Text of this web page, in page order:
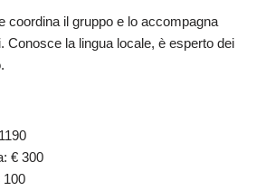
coordina il gruppo e lo accompagna
Conosce la lingua locale, è esperto dei
€ 300
100